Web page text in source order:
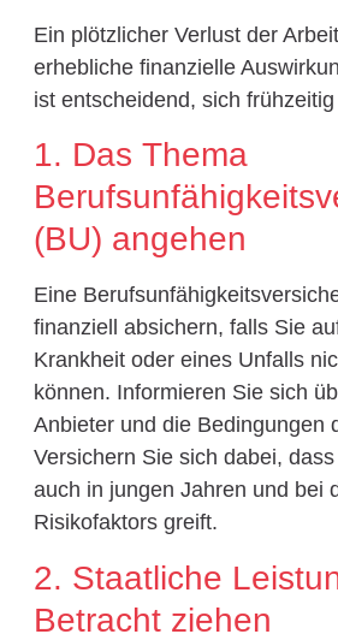
Ein plötzlicher Verlust der
erhebliche finanzielle
ist entscheidend, sich
1. Das Thema
(BU) angehen
Eine
finanziell absichern, falls Sie
Krankheit oder eines Unfalls
können. Informieren Sie sich
Anbieter und die Bedingungen
Versichern Sie sich dabei,
auch in jungen Jahren und bei
Risikofaktors greift.
2. Staatliche
Betracht ziehen